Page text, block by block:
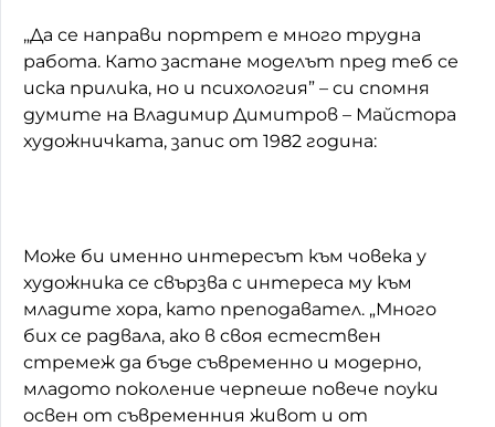
„Да се направи портрет е много трудна
работа. Като застане моделът пред теб се
иска прилика, но и психология” – си спомня
думите на Владимир Димитров – Майстора
художничката, запис от 1982 година:
Може би именно интересът към човека у
художника се свързва с интереса му към
младите хора, като преподавател. „Много
бих се радвала, ако в своя естествен
стремеж да бъде съвременно и модерно,
младото поколение черпеше повече поуки
освен от съвременния живот и от